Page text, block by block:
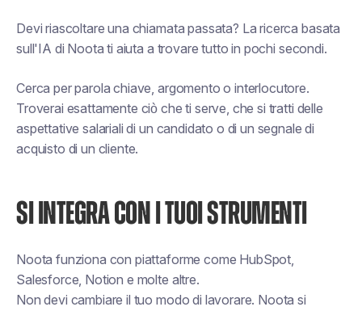
Devi riascoltare una chiamata passata? La ricerca basata
sull'IA di Noota ti aiuta a trovare tutto in pochi secondi.
Cerca per parola chiave, argomento o interlocutore.
Troverai esattamente ciò che ti serve, che si tratti delle
aspettative salariali di un candidato o di un segnale di
acquisto di un cliente.
SI INTEGRA CON I TUOI STRUMENTI
Noota funziona con piattaforme come HubSpot,
Salesforce, Notion e molte altre.
Non devi cambiare il tuo modo di lavorare. Noota si